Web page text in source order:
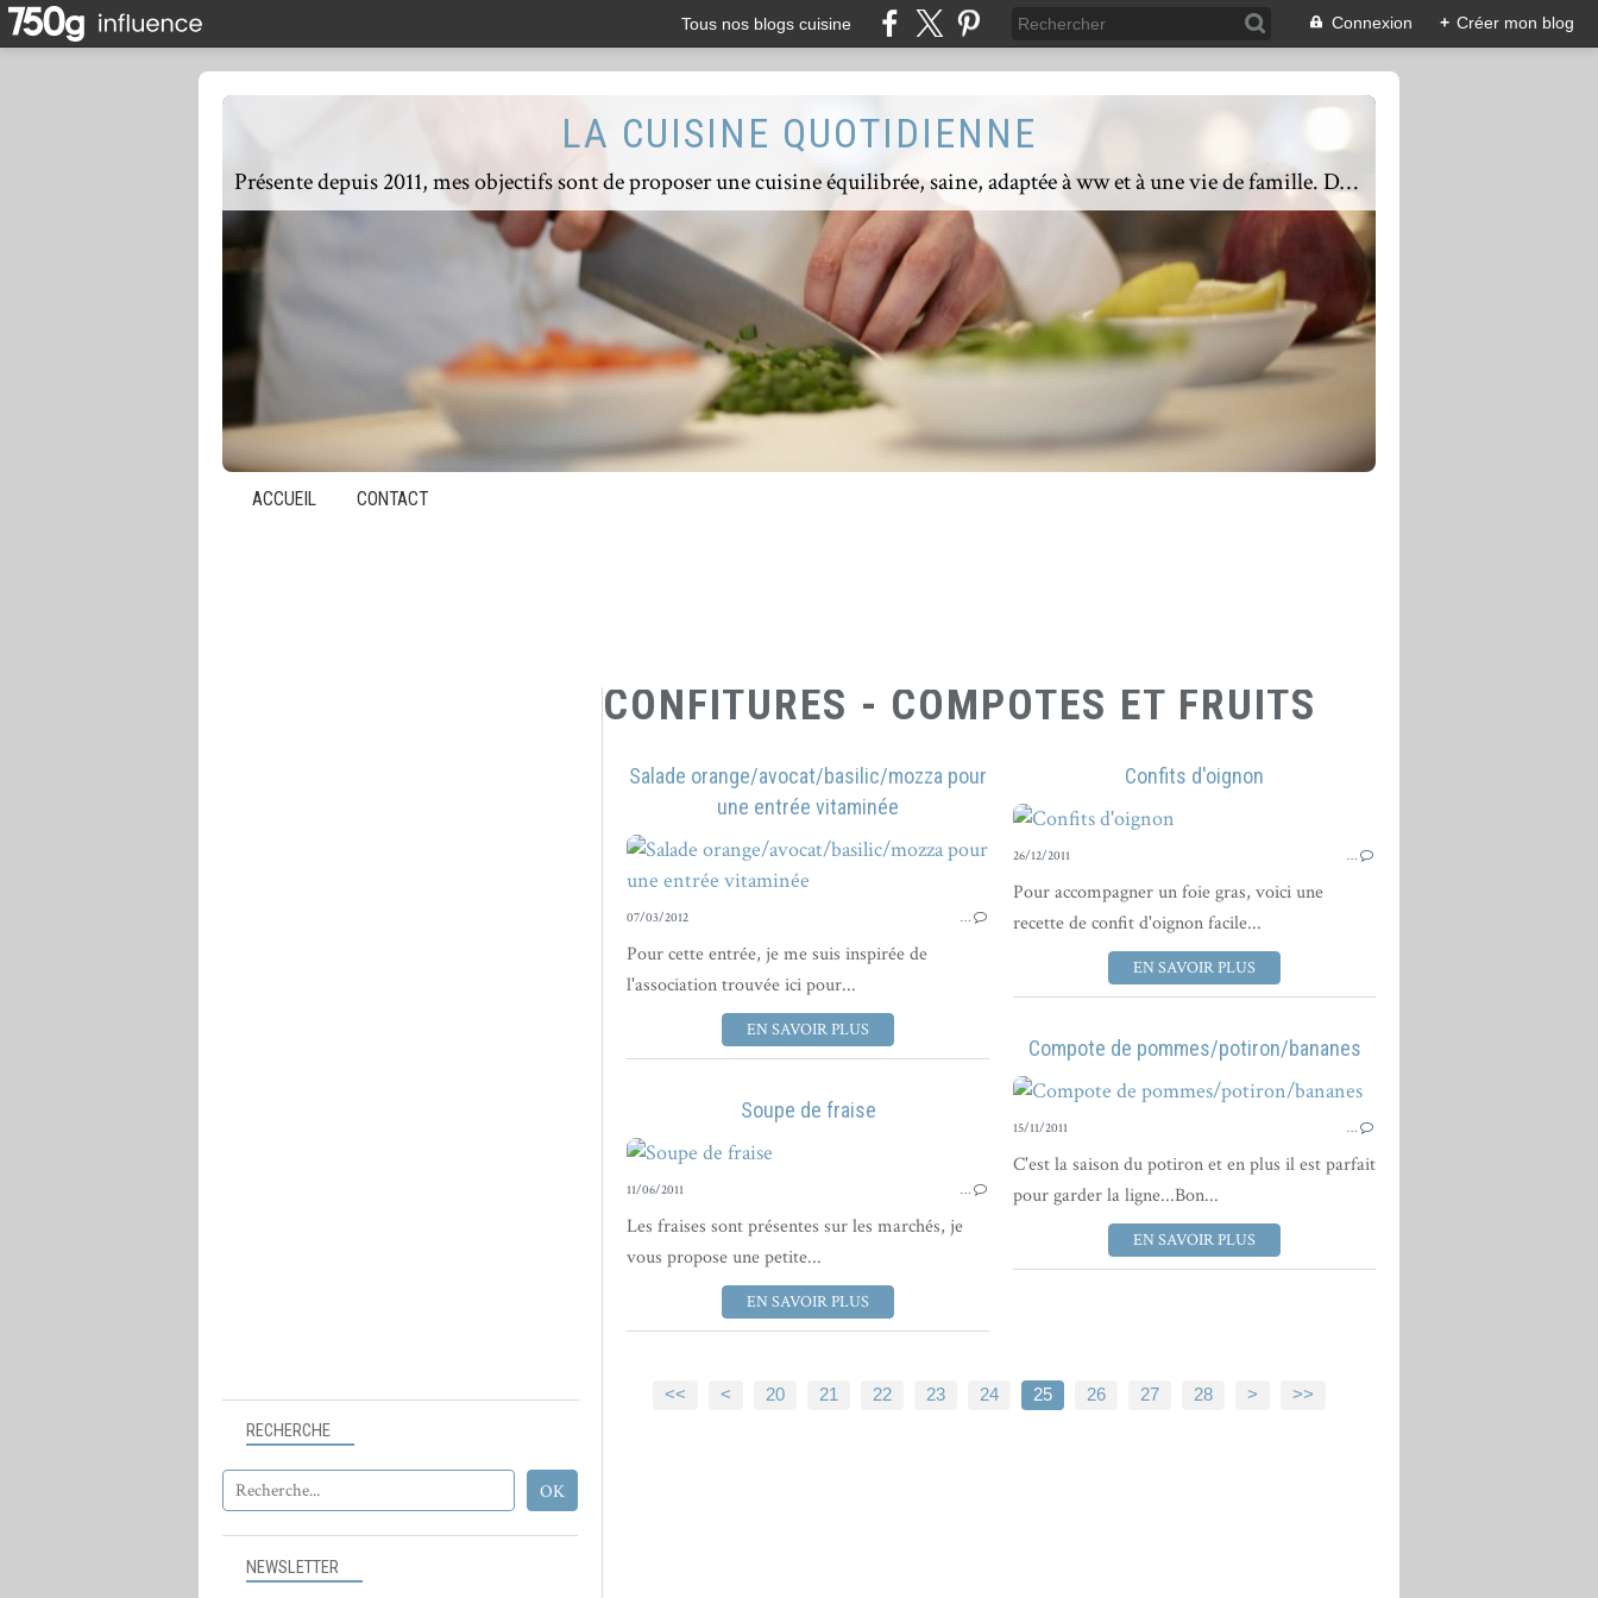
Tous nos blogs cuisine Connexion + Créer mon blog
LA CUISINE QUOTIDIENNE
Présente depuis 2011, mes objectifs sont de proposer une cuisine équilibrée, saine, adaptée à ww et à une vie de famille. Des recettes faciles ou complexes mais toujours avec du goût. De l'entrée au dessert en passant également par les petits déjeuners, mon mot d'ordre est varier les plaisirs, les saveurs, les textures et les couleurs. Une assiette colorée mettra vos yeux en appétit, les saveurs mettront vos papilles en éveil. Si vous avez des questions, ou que vous souhaitez un partenariat : n'hésitez pas à me contacter via l'adresse mail : lacuisinequotidienne@laposte.net en précisant dans l'objet de votre mail blog Lacuisinequotidienne partenariat ou questions.
ACCUEIL CONTACT
CONFITURES - COMPOTES ET FRUITS
Salade orange/avocat/basilic/mozza pour
une entrée vitaminée
CONFITURES - COMPOTES ET FRUITS
07/03/2012 …
Pour cette entrée, je me suis inspirée de
l'association trouvée ici pour...
EN SAVOIR PLUS
Confits d'oignon
26/12/2011 …
Pour accompagner un foie gras, voici une
recette de confit d'oignon facile...
EN SAVOIR PLUS
Compote de pommes/potiron/bananes
15/11/2011 …
C'est la saison du potiron et en plus il est parfait
pour garder la ligne...Bon...
EN SAVOIR PLUS
Soupe de fraise
CONFITURES - COMPOTES ET FRUITS
11/06/2011 …
Les fraises sont présentes sur les marchés, je
vous propose une petite...
EN SAVOIR PLUS
<< < 10
20 21 22 23 24 25 26 27 28 > >>
NEWSLETTER
RECHERCHE